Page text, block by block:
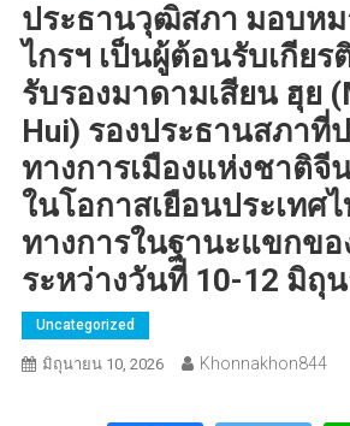
ประธานวุฒิสภา มอบหม
ไกรฯ เป็นผู้ต้อนรับเกียร
รับรองมาดามเสียน ฮุย
Hui) รองประธานสภาที่
ทางการเมืองแห่งชาติ
ในโอกาสเยือนประเทศ
ทางการในฐานะแขกข
ระหว่างวันที่ 10-12 มิถุ
Uncategorized
มิถุนายน 10, 2026 Khonnakhon844